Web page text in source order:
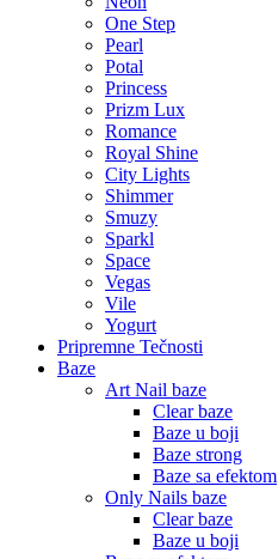
One Step
Pearl
Potal
Princess
Prizm Lux
Romance
Royal Shine
City Lights
Shimmer
Smuzy
Sparkl
Space
Vegas
Vile
Yogurt
Pripremne Tečnosti
Baze
Art Nail baze
Clear baze
Baze u boji
Baze strong
Baze sa efektom
Only Nails baze
Clear baze
Baze u boji